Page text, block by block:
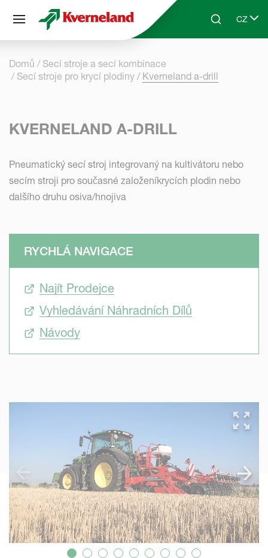
Skip to main contentSearchCZ
Select
Domů
Secí stroje a secí kombinace
Secí stroje pro krycí plodiny
Kverneland a-drill
KVERNELAND A-DRILL
Pneumatický secí stroj integrovaný na kultivátoru nebo
secím stroji pro současné založeníkrycích plodin nebo
dalšího druhu osiva/hnojiva
RYCHLÁ NAVIGACE
Najít Prodejce
Vyhledávání Náhradních Dílů
Návody
Panel pro správu cookies